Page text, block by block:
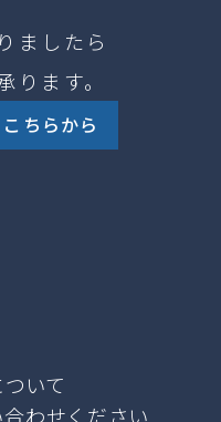
ましたら
ります。
こちらから